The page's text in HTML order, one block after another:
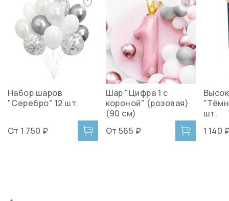
Набор шаров
"Серебро" 12 шт.
От 1 750 ₽
Шар "Цифра 1 с
короной" (розовая)
(90 см)
От 565 ₽
шт.
1 140